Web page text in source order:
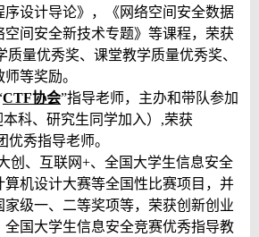
序设计导论》，《网络空间安全数据
间安全新技术专题》等课程，荣获
质量优秀奖、课堂教学质量优秀奖、
等奖励。
CTF协会”指导老师，主办和带队参加
科、研究生同学加入）,荣获
优秀指导老师。
创、互联网+、全国大学生信息安全
算机设计大赛等全国性比赛项目，并
级一、二等奖项等，荣获创新创业
全国大学生信息安全竞赛优秀指导教